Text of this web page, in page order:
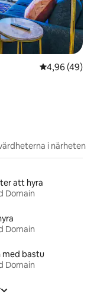
4,96 av 5 i
4,96 (49)
i närheten
att hyra
Domain
Domain
med bastu
Domain